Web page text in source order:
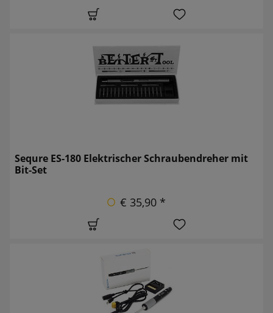
Sequre ES-180 Elektrischer Schraubendreher mit
Bit-Set
€ 35,90 *